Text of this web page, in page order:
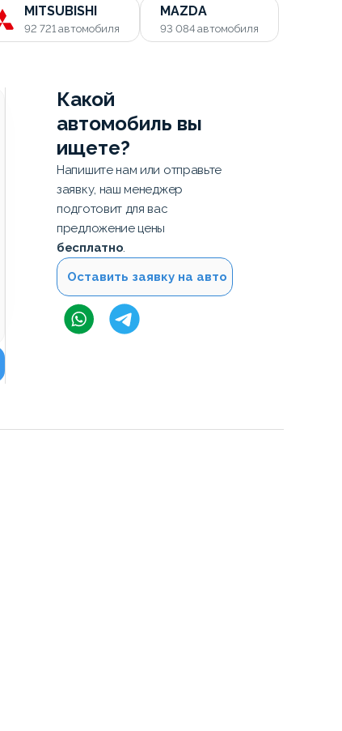
MITSUBISHI
92 721 автомобиля
MAZDA
93 084 автомобиля
Какой
автомобиль вы
ищете?
Напишите нам или отправьте
заявку, наш менеджер
подготовит для вас
предложение цены
бесплатно.
Оставить заявку на авто